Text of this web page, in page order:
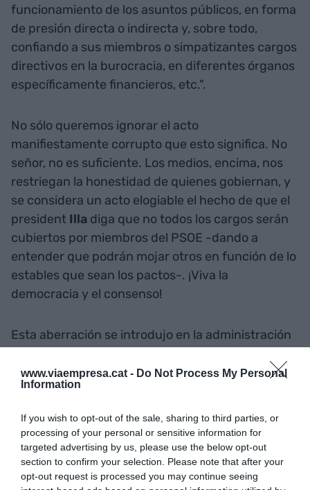
www.viaempresa.cat - Do Not Process My Personal
Information
If you wish to opt-out of the sale, sharing to third parties, or
processing of your personal or sensitive information for
targeted advertising by us, please use the below opt-out
section to confirm your selection. Please note that after your
opt-out request is processed you may continue seeing
funcionamiento de los asuntos públicos, en forma
de presión directa o indirecta y, sobre todo,
confiando a sus miembros o simpatizantes cargos
directivos en la burocracia, en diferentes órganos
específicamente financieros, etc.".
No sólo queremos ignorar el acto
manifiestamente corrupto que esto significa. No
señor, no es suficiente. Los medios, encima, nos
restriegan la honestidad de quienes gobiernan, y
se considera un acto elogiable el hecho de que el
president Illa diga que no todos los cargos serán
cubiertos por miembros del PSOE -dando a
entender que podrán mojar otros en función de lo
estables que sean los pactos-. ¡Viva la
democracia y el consenso!
Esta aberración se introdujo en la administración
que lo lleva la Generalitat estampada como una
tara de nacimiento. Sin embargo, hace años, con
refinamiento: simular que los miembros de partido
nombrados para cargos públicos (ahora llegan a
más de quinientos) lo hacían por el bien de la
patria. Y el método oculto fue que cedieran una